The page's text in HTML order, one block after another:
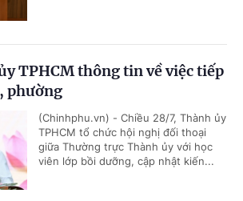
TPHCM thông tin về việc tiếp
phường
(Chinhphu.vn) - Chiều 28/7, Thành ủy
TPHCM tổ chức hội nghị đối thoại
giữa Thường trực Thành ủy với học
viên lớp bồi dưỡng, cập nhật kiến...